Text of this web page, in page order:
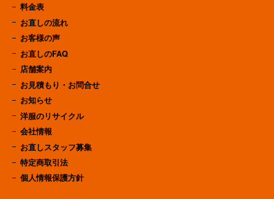
料金表
お直しの流れ
お客様の声
お直しのFAQ
店舗案内
お見積もり・お問合せ
お知らせ
洋服のリサイクル
会社情報
お直しスタッフ募集
特定商取引法
個人情報保護方針